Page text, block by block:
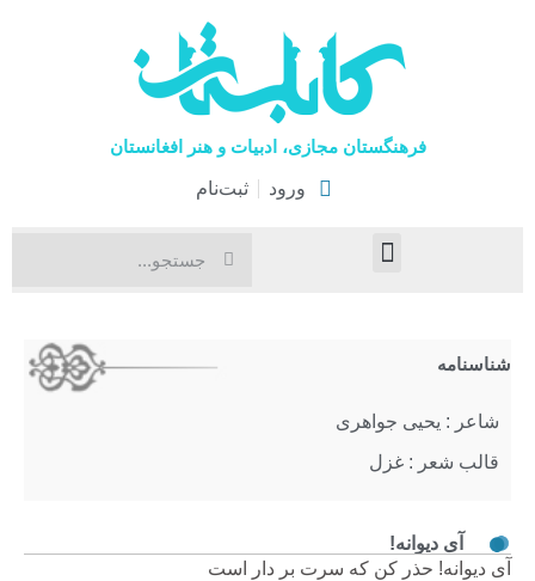
فرهنگستان مجازی، ادبیات و هنر افغانستان
ورود ثبت‌نام
آی دیوانه!
آی دیوانه! حذر کن که سرت بر دار است
شناسنامه
شاعر : یحیی جواهری
قالب شعر : غزل